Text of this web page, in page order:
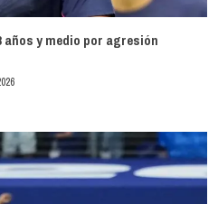
años y medio por agresión